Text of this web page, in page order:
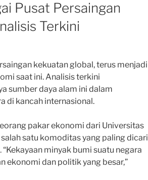
Pusat Persaingan
Terkini
kekuatan global, terus menjadi
saat ini. Analisis terkini
sumber daya alam ini dalam
di kancah internasional.
pakar ekonomi dari Universitas
satu komoditas yang paling dicari
minyak bumi suatu negara
ekonomi dan politik yang besar,”